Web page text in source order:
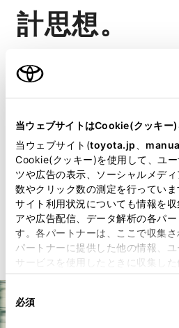
当ウェブサイトはCookie(クッキー)
当ウェブサイト(toyota.jp
Cookie(クッキー)を使用して、ユ
ツや広告の表示、ソーシャルメデ
数やクリック数の測定を行ってい
サイト利用状況についても情報を
アや広告配信、データ解析の各パ
す。各パートナーは、ここで収集
パートナーに提供した他の情報、
サービスを使用したときに収集し
使用することがあります。当ウェ
同
意
の
必須
計思想。
もてなしの奥義を注
機能性。ショーファ
りも後席を最優先に
ました。